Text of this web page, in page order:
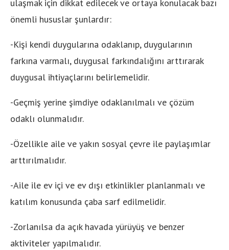
ulaşmak için dikkat edilecek ve ortaya konulacak bazı
önemli hususlar şunlardır:
-Kişi kendi duygularına odaklanıp, duygularının
farkına varmalı, duygusal farkındalığını arttırarak
duygusal ihtiyaçlarını belirlemelidir.
-Geçmiş yerine şimdiye odaklanılmalı ve çözüm
odaklı olunmalıdır.
-Özellikle aile ve yakın sosyal çevre ile paylaşımlar
arttırılmalıdır.
-Aile ile ev içi ve ev dışı etkinlikler planlanmalı ve
katılım konusunda çaba sarf edilmelidir.
-Zorlanılsa da açık havada yürüyüş ve benzer
aktiviteler yapılmalıdır.